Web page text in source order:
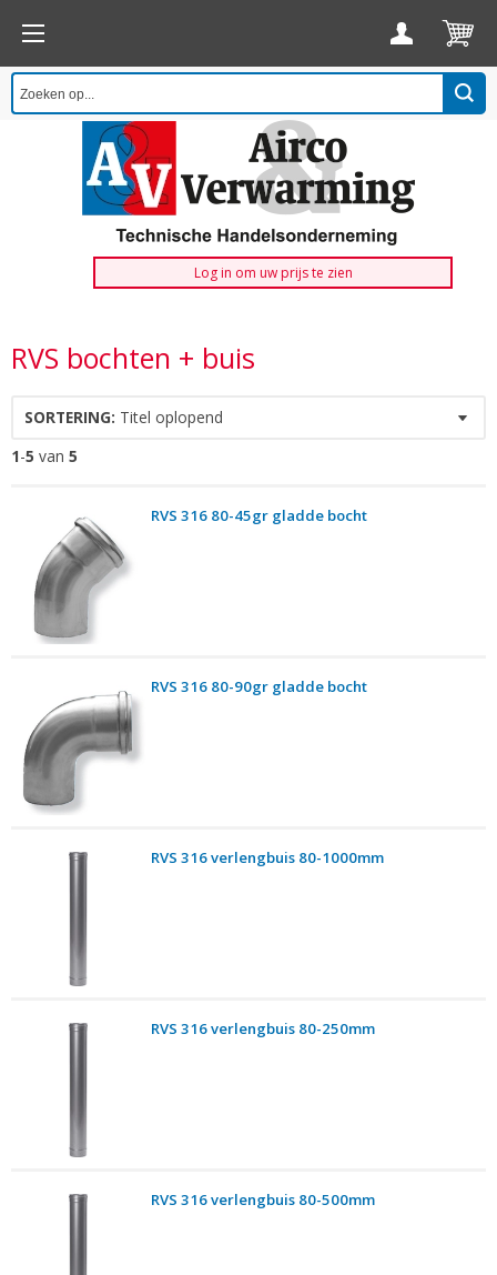
Log in om uw prijs te zien
RVS bochten + buis
SORTERING: Titel oplopend
1-5 van 5
RVS 316 80-45gr gladde bocht
RVS 316 80-90gr gladde bocht
RVS 316 verlengbuis 80-1000mm
RVS 316 verlengbuis 80-250mm
RVS 316 verlengbuis 80-500mm